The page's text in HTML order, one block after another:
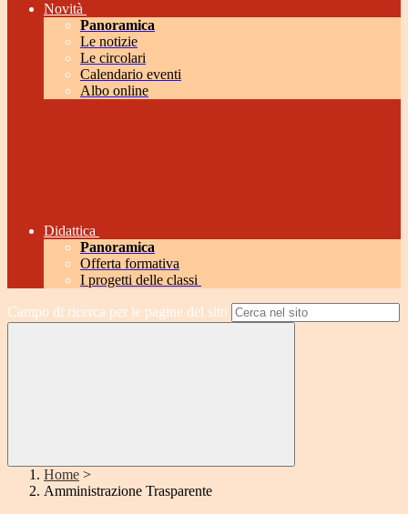
Novità
Panoramica
Le notizie
Le circolari
Calendario eventi
Albo online
Didattica
Panoramica
Offerta formativa
I progetti delle classi
Campo di ricerca per le pagine del sito
Home >
Amministrazione Trasparente